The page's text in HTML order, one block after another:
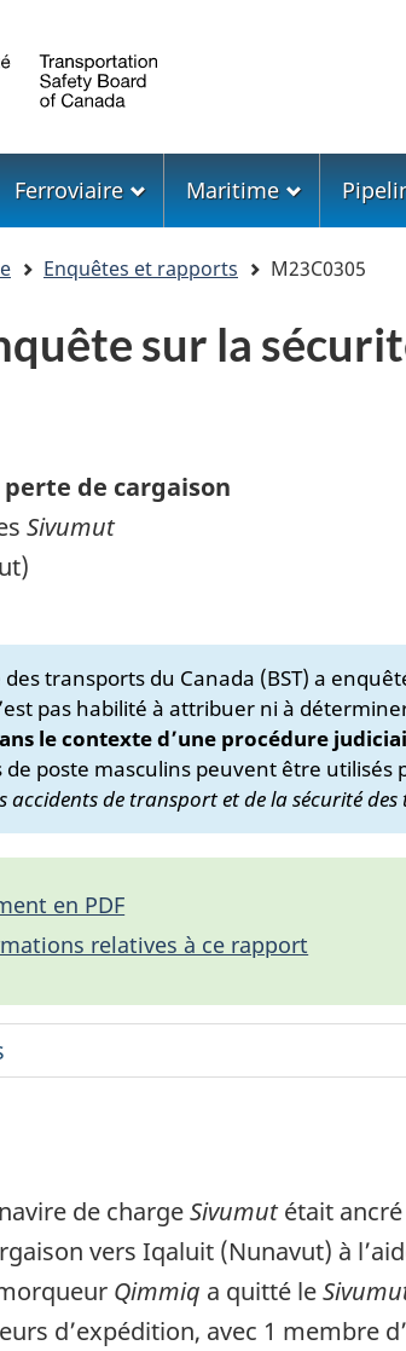
Ferroviaire Maritime
Enquêtes et rapports M23C0305
sur la
de cargaison
Sivumut
transports du Canada (BST) a
pas habilité à attribuer ni à
le contexte d’une procédure
poste masculins peuvent être
accidents de transport et de la sécurité
en PDF
relatives à ce rapport
de chargeSivumutétait ancré
vers Iqaluit (Nunavut) à
Qimmiq a quitté le
d’expédition, avec 1 membre